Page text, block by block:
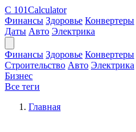
C 101Calculator
Финансы Здоровье Конвертеры
Даты Авто Электрика
Финансы Здоровье Конвертеры
Строительство Авто Электрика
Бизнес
Все теги
Главная